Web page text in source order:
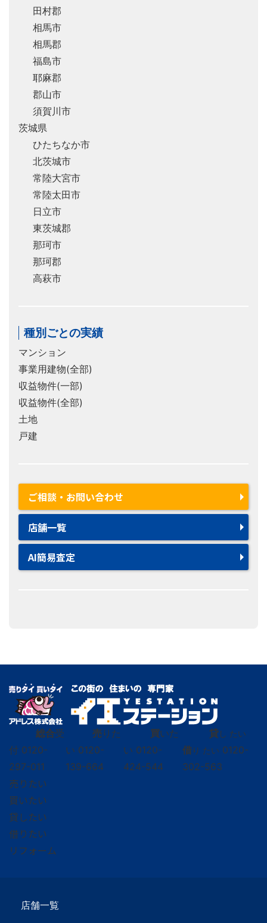
田村郡
相馬市
相馬郡
福島市
耶麻郡
郡山市
須賀川市
茨城県
ひたちなか市
北茨城市
常陸大宮市
常陸太田市
日立市
東茨城郡
那珂市
那珂郡
高萩市
種別ごとの実績
マンション
事業用建物(全部)
収益物件(一部)
収益物件(全部)
土地
戸建
ご相談・お問い合わせ
店舗一覧
AI簡易査定
総合受
付 0120-
297-011
売りた
い 0120-
139-664
買いた
い 0120-
424-544
貸し たい
借り たい 0120-
302-563
売りたい
買いたい
貸したい
借りたい
リフォーム
店舗一覧